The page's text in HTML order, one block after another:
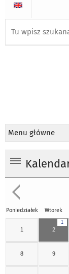
Menu główne
Poniedziałek Wtorek
1
1
2
8 9